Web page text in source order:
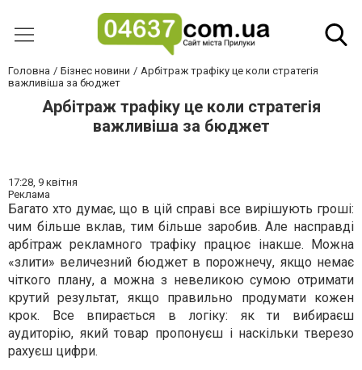
Головна Бізнес новини
Арбітраж трафіку це коли стратегія
важливіша за бюджет
Арбітраж трафіку це коли стратегія
важливіша за бюджет
17:28, 9 квітня
Реклама
Багато хто думає, що в цій справі все вирішують гроші:
чим більше вклав, тим більше заробив. Але насправді
арбітраж рекламного трафіку працює інакше. Можна
«злити» величезний бюджет в порожнечу, якщо немає
чіткого плану, а можна з невеликою сумою отримати
крутий результат, якщо правильно продумати кожен
крок. Все впирається в логіку: як ти вибираєш
аудиторію, який товар пропонуєш і наскільки тверезо
рахуєш цифри.